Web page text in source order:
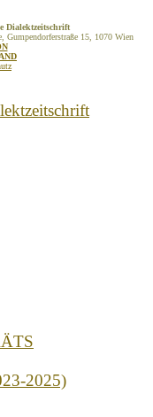
Dialektzeitschrift
15, 1070 Wien
2025)